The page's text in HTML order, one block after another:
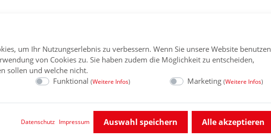
um Ihr Nutzungserlebnis zu verbessern. Wenn Sie unsere Website benutzen
von Cookies zu. Sie haben zudem die Möglichkeit zu entscheiden,
sollen und welche nicht.
Funktional (Weitere Infos) Marketing (Weitere Infos)
Datenschutz Impressum Auswahl speichern Alle akzeptieren